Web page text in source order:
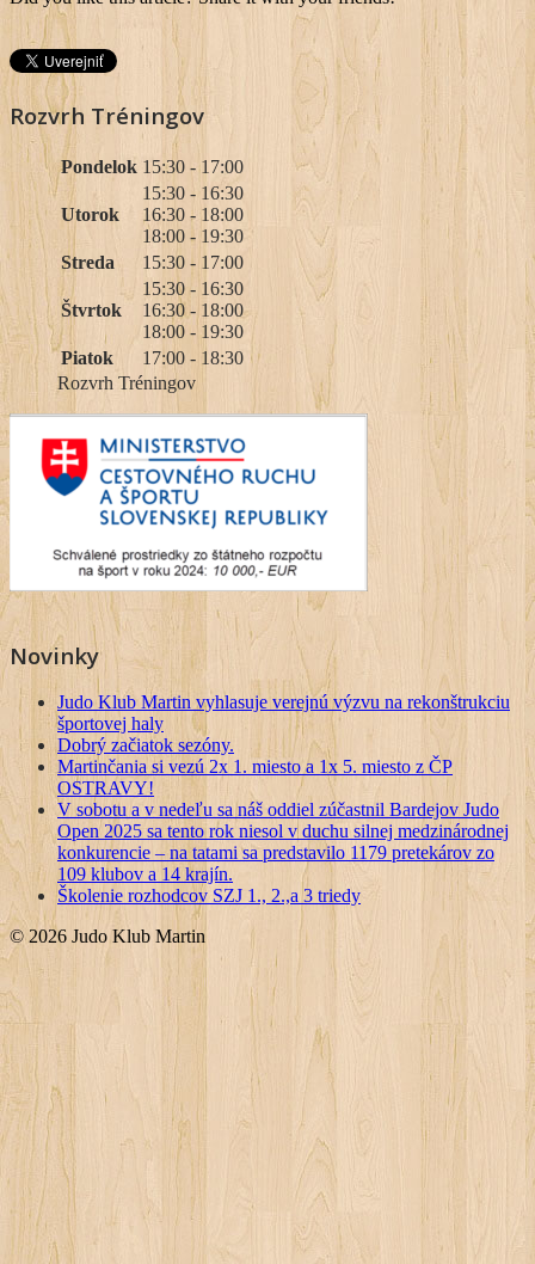
Rozvrh Tréningov
Pondelok 15:30 - 17:00
Utorok
15:30 - 16:30
16:30 - 18:00
18:00 - 19:30
Streda
15:30 - 17:00
Štvrtok
15:30 - 16:30
16:30 - 18:00
18:00 - 19:30
Piatok
17:00 - 18:30
Rozvrh Tréningov
Novinky
Judo Klub Martin vyhlasuje verejnú výzvu na rekonštrukciu
športovej haly
Dobrý začiatok sezóny.
Martinčania si vezú 2x 1. miesto a 1x 5. miesto z ČP
OSTRAVY!
V sobotu a v nedeľu sa náš oddiel zúčastnil Bardejov Judo
Open 2025 sa tento rok niesol v duchu silnej medzinárodnej
konkurencie – na tatami sa predstavilo 1179 pretekárov zo
109 klubov a 14 krajín.
Školenie rozhodcov SZJ 1., 2.,a 3 triedy
© 2026 Judo Klub Martin